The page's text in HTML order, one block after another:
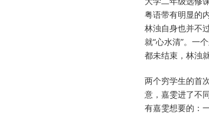
粤语带有明显的
林浊自身也并不
就“心水清”。一
都未结束，林浊
两个穷学生的首
意，嘉雯进了不
有嘉雯想要的：